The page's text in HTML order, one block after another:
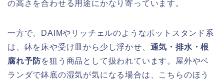
の高さを合わせる用途にかなり寄っています。
一方で、DAIMやリッチェルのようなポットスタンド系
は、鉢を床や受け皿から少し浮かせ、 通気・排水・根
腐れ予防を狙う商品として扱われています。屋外やベ
ランダで鉢底の湿気が気になる場合は、こちらのほう